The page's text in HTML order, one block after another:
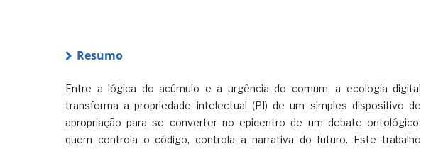
Resumo
Entre a lógica do acúmulo e a urgência do comum, a ecologia digital
transforma a propriedade intelectual (PI) de um simples dispositivo de
apropriação para se converter no epicentro de um debate ontológico:
quem controla o código, controla a narrativa do futuro. Este trabalho